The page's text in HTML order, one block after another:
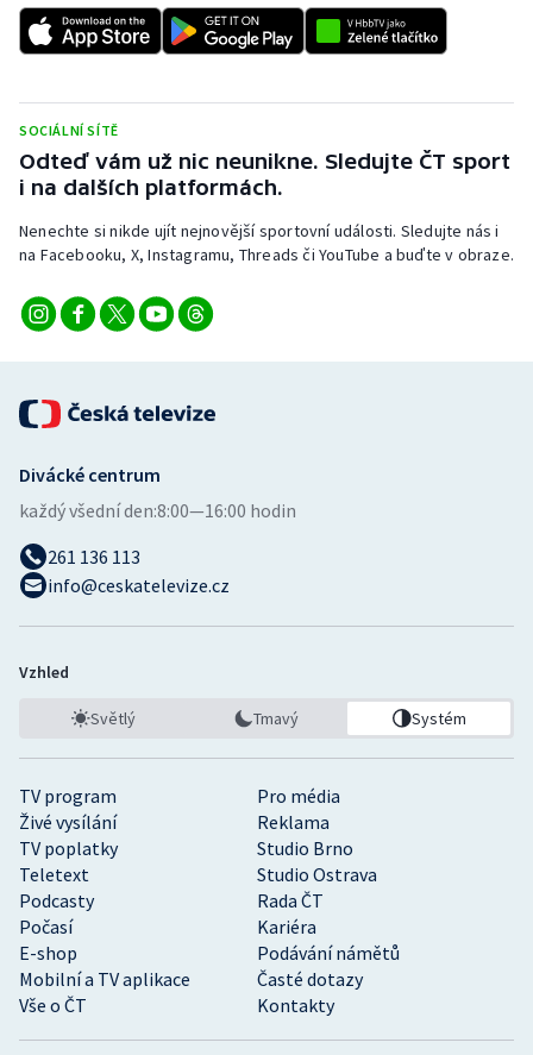
SOCIÁLNÍ SÍTĚ
Odteď vám už nic neunikne. Sledujte ČT sport
i na dalších platformách.
Nenechte si nikde ujít nejnovější sportovní události. Sledujte nás i
na Facebooku, X, Instagramu, Threads či YouTube a buďte v obraze.
TV program
Pro média
Živé vysílání
Reklama
TV poplatky
Studio Brno
Teletext
Studio Ostrava
Podcasty
Rada ČT
Počasí
Kariéra
E-shop
Podávání námětů
Mobilní a TV aplikace
Časté dotazy
Vše o ČT
Kontakty
Divácké centrum
každý všední den:8:00—16:00 hodin
261 136 113
info@ceskatelevize.cz
Vzhled
Světlý Tmavý Systém